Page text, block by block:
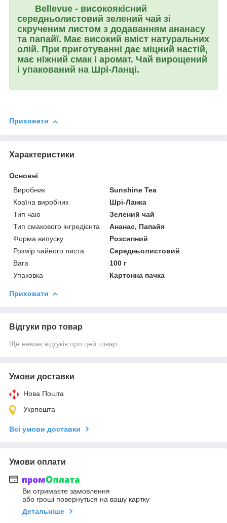
Bellevue - високоякісний
середньолистовий зелений чай зі
скрученим листом з додаванням ананасу
та папайї. Має високий вміст натуральних
олій. При приготуванні дає міцний настій,
має ніжний смак і аромат. Чай вирощений
і упакований на Шрі-Ланці.
Приховати
Характеристики
Основні
Виробник
Sunshine Tea
Країна виробник
Шрі-Ланка
Тип чаю
Зелений чай
Тип смакового інгредієнта
Ананас, Папайя
Форма випуску
Розсипний
Розмір чайного листа
Середньолистовий
Вага
100 г
Упаковка
Картонна пачка
Приховати
Відгуки про товар
Ще немає відгуків про цей товар
Умови доставки
Нова Пошта
Укрпошта
Всі умови доставки
Умови оплати
Ви отримаєте замовлення
або гроші повернуться на вашу картку
Детальніше